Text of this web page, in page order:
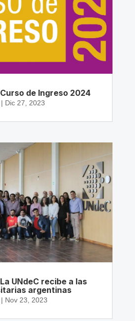
de Ingreso 2024
Dic 27, 2023
UNdeC recibe a las
argentinas
Nov 23, 2023